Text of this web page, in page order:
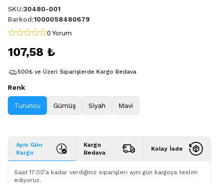
SKU:30480-001
Barkod:1000058480679
0 Yorum
107,58 ₺
500₺ ve Üzeri Siparişlerde Kargo Bedava
Renk
Turuncu Gümüş Siyah Mavi
Aynı Gün
Kargo
Kargo
Bedava
Kolay İade
Saat 17:00’a kadar verdiğiniz siparişleri aynı gün kargoya teslim
ediyoruz.